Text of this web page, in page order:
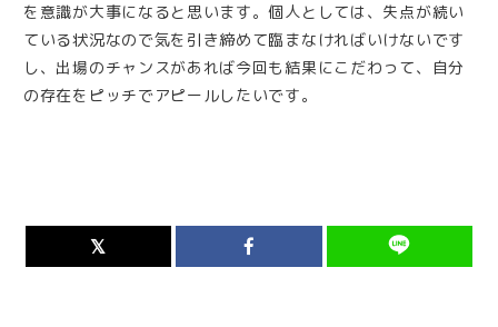
を意識が大事になると思います。個人としては、失点が続い
ている状況なので気を引き締めて臨まなければいけないです
し、出場のチャンスがあれば今回も結果にこだわって、自分
の存在をピッチでアピールしたいです。